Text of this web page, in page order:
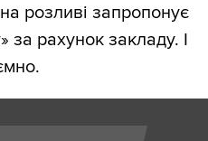
розливі запропонує
за рахунок закладу. І